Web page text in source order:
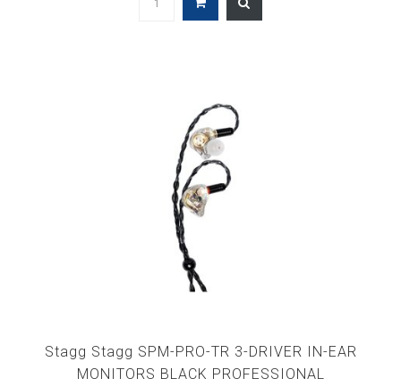
Stagg Stagg SPM-PRO-TR 3-DRIVER IN-EAR
MONITORS BLACK PROFESSIONAL